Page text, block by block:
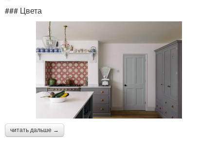
### Цвета
читать дальше →